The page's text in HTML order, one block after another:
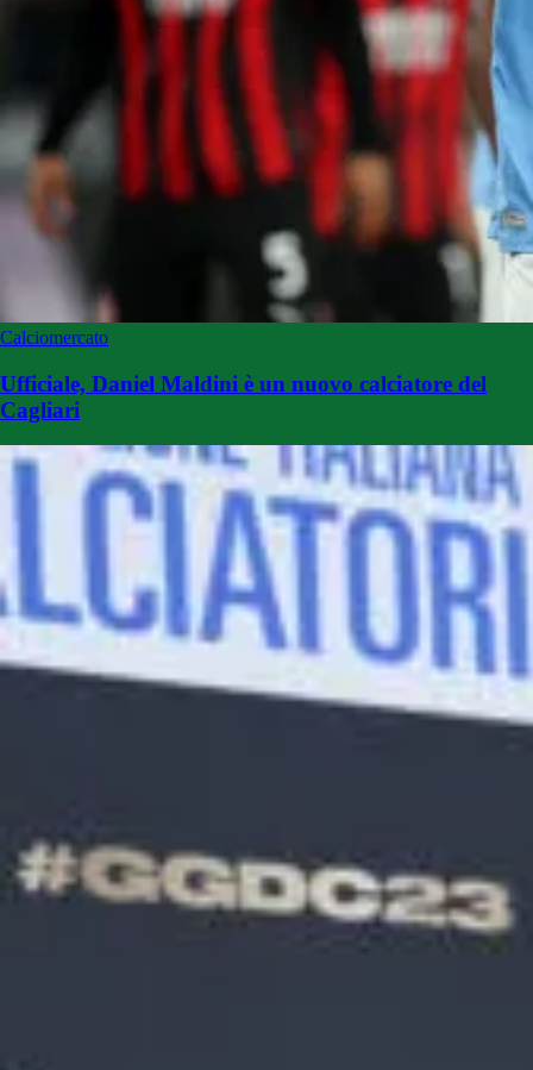
Calciomercato
Ufficiale, Daniel Maldini è un nuovo calciatore del
Cagliari